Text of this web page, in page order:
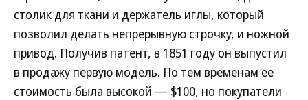
столик для ткани и держатель иглы, который
позволил делать непрерывную строчку, и ножной
привод. Получив патент, в 1851 году он выпустил
в продажу первую модель. По тем временам ее
стоимость была высокой — $100, но покупатели